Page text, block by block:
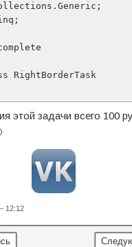
RightBorderTask
этой задачи всего 100
12:12